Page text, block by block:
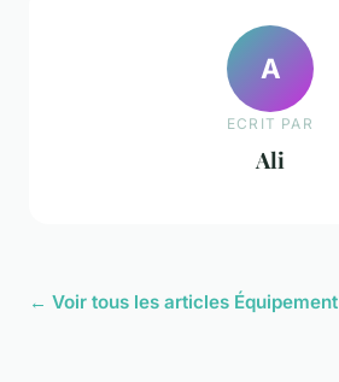
A
ECRIT PAR
Ali
← Voir tous les articles Équipement